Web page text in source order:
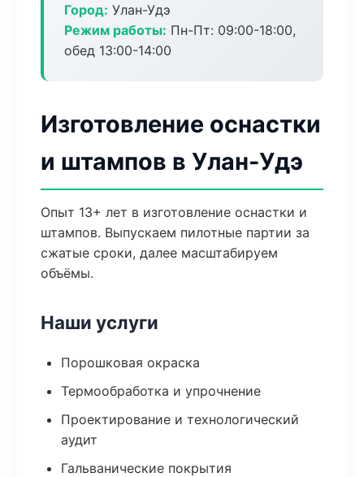
Город: Улан-Удэ
Режим работы: Пн-Пт: 09:00-18:00,
обед 13:00-14:00
Изготовление оснастки
и штампов в Улан-Удэ
Опыт 13+ лет в изготовление оснастки и
штампов. Выпускаем пилотные партии за
сжатые сроки, далее масштабируем
объёмы.
Наши услуги
Порошковая окраска
Термообработка и упрочнение
Проектирование и технологический
аудит
Гальванические покрытия